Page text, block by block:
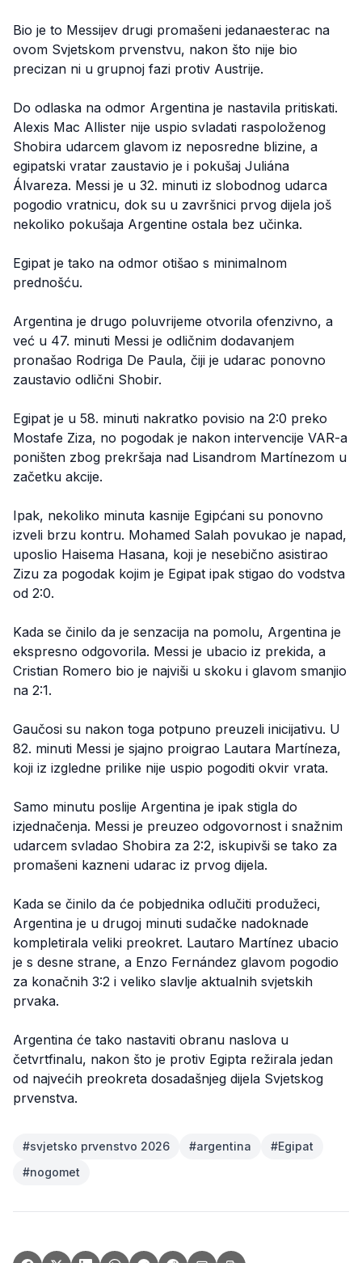
Bio je to Messijev drugi promašeni jedanaesterac na
ovom Svjetskom prvenstvu, nakon što nije bio
precizan ni u grupnoj fazi protiv Austrije.
Do odlaska na odmor Argentina je nastavila pritiskati.
Alexis Mac Allister nije uspio svladati raspoloženog
Shobira udarcem glavom iz neposredne blizine, a
egipatski vratar zaustavio je i pokušaj Juliána
Álvareza. Messi je u 32. minuti iz slobodnog udarca
pogodio vratnicu, dok su u završnici prvog dijela još
nekoliko pokušaja Argentine ostala bez učinka.
Egipat je tako na odmor otišao s minimalnom
prednošću.
Argentina je drugo poluvrijeme otvorila ofenzivno, a
već u 47. minuti Messi je odličnim dodavanjem
pronašao Rodriga De Paula, čiji je udarac ponovno
zaustavio odlični Shobir.
Egipat je u 58. minuti nakratko povisio na 2:0 preko
Mostafe Ziza, no pogodak je nakon intervencije VAR-a
poništen zbog prekršaja nad Lisandrom Martínezom u
začetku akcije.
Ipak, nekoliko minuta kasnije Egipćani su ponovno
izveli brzu kontru. Mohamed Salah povukao je napad,
uposlio Haisema Hasana, koji je nesebično asistirao
Zizu za pogodak kojim je Egipat ipak stigao do vodstva
od 2:0.
Kada se činilo da je senzacija na pomolu, Argentina je
ekspresno odgovorila. Messi je ubacio iz prekida, a
Cristian Romero bio je najviši u skoku i glavom smanjio
na 2:1.
Gaučosi su nakon toga potpuno preuzeli inicijativu. U
82. minuti Messi je sjajno proigrao Lautara Martíneza,
koji iz izgledne prilike nije uspio pogoditi okvir vrata.
Samo minutu poslije Argentina je ipak stigla do
izjednačenja. Messi je preuzeo odgovornost i snažnim
udarcem svladao Shobira za 2:2, iskupivši se tako za
promašeni kazneni udarac iz prvog dijela.
Kada se činilo da će pobjednika odlučiti produžeci,
Argentina je u drugoj minuti sudačke nadoknade
kompletirala veliki preokret. Lautaro Martínez ubacio
je s desne strane, a Enzo Fernández glavom pogodio
za konačnih 3:2 i veliko slavlje aktualnih svjetskih
prvaka.
Argentina će tako nastaviti obranu naslova u
četvrtfinalu, nakon što je protiv Egipta režirala jedan
od najvećih preokreta dosadašnjeg dijela Svjetskog
prvenstva.
#svjetsko prvenstvo 2026 #argentina #Egipat
#nogomet